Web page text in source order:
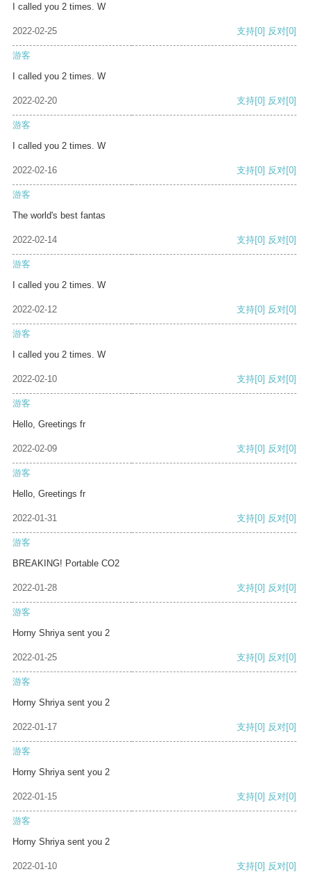
I called you 2 times. W
2022-02-25 支持[0] 反对[0]
游客
I called you 2 times. W
2022-02-20 支持[0] 反对[0]
游客
I called you 2 times. W
2022-02-16 支持[0] 反对[0]
游客
The world's best fantas
2022-02-14 支持[0] 反对[0]
游客
I called you 2 times. W
2022-02-12 支持[0] 反对[0]
游客
I called you 2 times. W
2022-02-10 支持[0] 反对[0]
游客
Hello, Greetings fr
2022-02-09 支持[0] 反对[0]
游客
Hello, Greetings fr
2022-01-31 支持[0] 反对[0]
游客
BREAKING! Portable CO2
2022-01-28 支持[0] 反对[0]
游客
Horny Shriya sent you 2
2022-01-25 支持[0] 反对[0]
游客
Horny Shriya sent you 2
2022-01-17 支持[0] 反对[0]
游客
Horny Shriya sent you 2
2022-01-15 支持[0] 反对[0]
游客
Horny Shriya sent you 2
2022-01-10 支持[0] 反对[0]